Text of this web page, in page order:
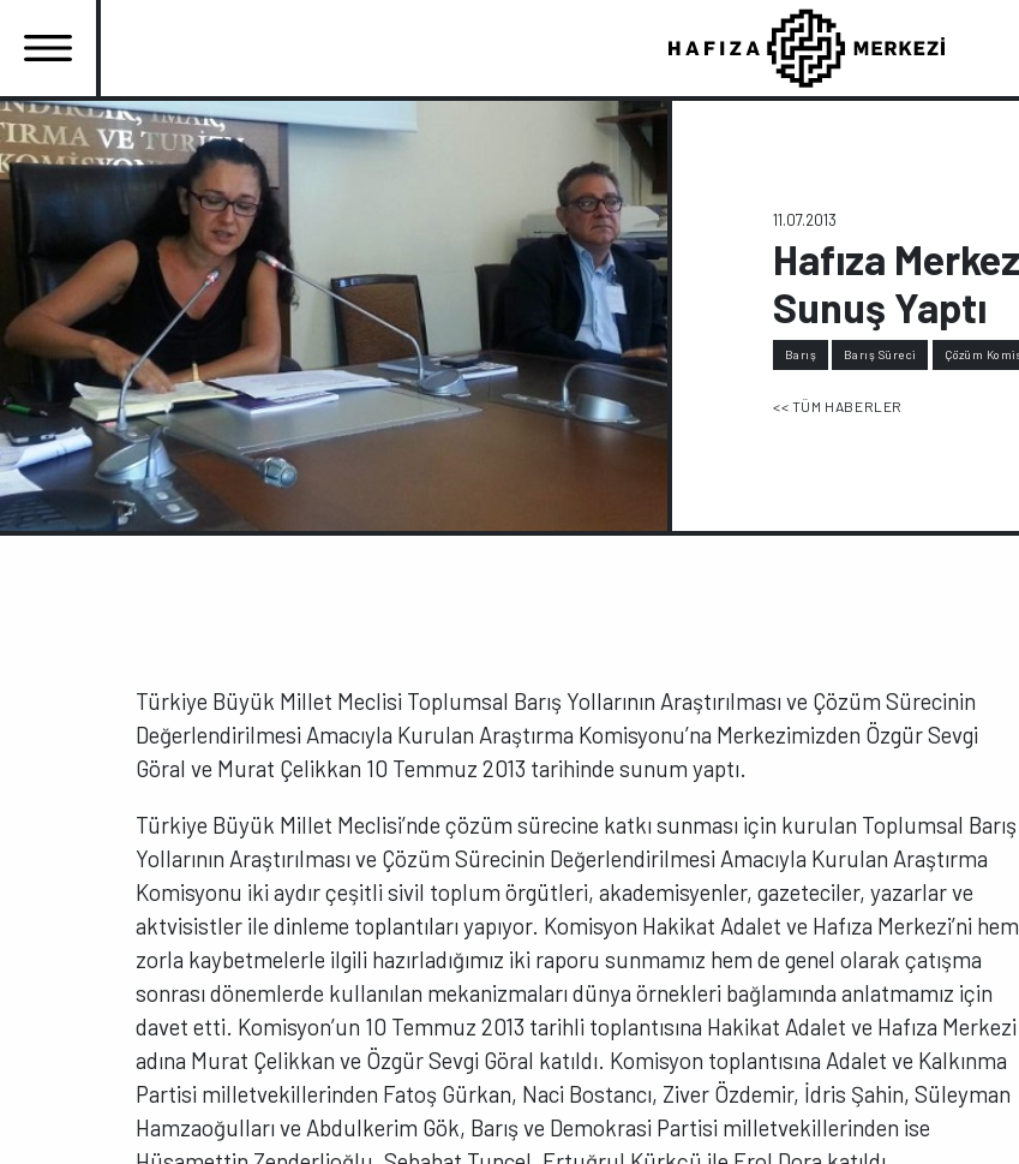
atla
Ana
gezinti
menüsü
11.07.2013
Hafıza
Sunuş Yaptı
Barış Barış Süreci Çözüm
<< TÜM HABERLER
Türkiye Büyük Millet Meclisi Toplumsal Barış Yollarının Araştırılması ve Çözüm Sürecinin
Değerlendirilmesi Amacıyla Kurulan Araştırma Komisyonu’na Merkezimizden Özgür Sevgi
Göral ve Murat Çelikkan 10 Temmuz 2013 tarihinde sunum yaptı.
Türkiye Büyük Millet Meclisi’nde çözüm sürecine katkı sunması için kurulan Toplumsal Barış
Yollarının Araştırılması ve Çözüm Sürecinin Değerlendirilmesi Amacıyla Kurulan Araştırma
Komisyonu iki aydır çeşitli sivil toplum örgütleri, akademisyenler, gazeteciler, yazarlar ve
aktvisistler ile dinleme toplantıları yapıyor. Komisyon Hakikat Adalet ve Hafıza Merkezi’ni hem
zorla kaybetmelerle ilgili hazırladığımız iki raporu sunmamız hem de genel olarak çatışma
sonrası dönemlerde kullanılan mekanizmaları dünya örnekleri bağlamında anlatmamız için
davet etti. Komisyon’un 10 Temmuz 2013 tarihli toplantısına Hakikat Adalet ve Hafıza Merkezi
adına Murat Çelikkan ve Özgür Sevgi Göral katıldı. Komisyon toplantısına Adalet ve Kalkınma
Partisi milletvekillerinden Fatoş Gürkan, Naci Bostancı, Ziver Özdemir, İdris Şahin, Süleyman
Hamzaoğulları ve Abdulkerim Gök, Barış ve Demokrasi Partisi milletvekillerinden ise